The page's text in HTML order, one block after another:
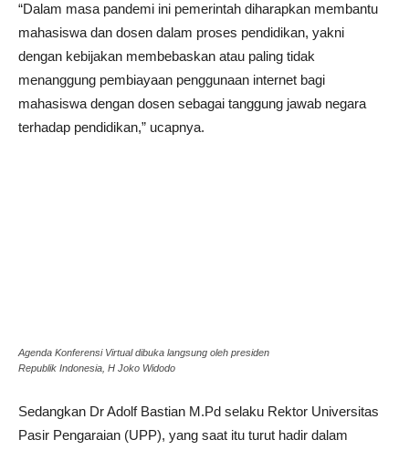
“Dalam masa pandemi ini pemerintah diharapkan membantu
mahasiswa dan dosen dalam proses pendidikan, yakni
dengan kebijakan membebaskan atau paling tidak
menanggung pembiayaan penggunaan internet bagi
mahasiswa dengan dosen sebagai tanggung jawab negara
terhadap pendidikan,” ucapnya.
Agenda Konferensi Virtual dibuka langsung oleh presiden
Republik Indonesia, H Joko Widodo
Sedangkan Dr Adolf Bastian M.Pd selaku Rektor Universitas
Pasir Pengaraian (UPP), yang saat itu turut hadir dalam